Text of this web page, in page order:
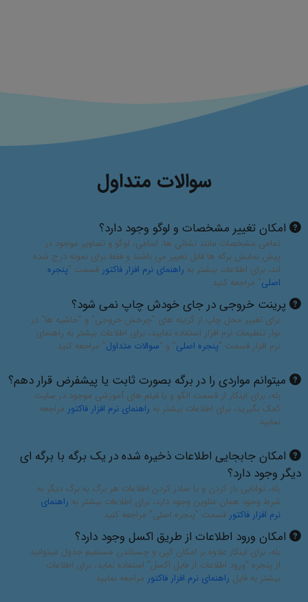
سوالات متداول
امکان تغییر مشخصات و لوگو وجود دارد؟
تمامی مشخصات مانند نشانی ها، اسامی، لوگو و تصاویر موجود در
پیش نمایش برگه ها قابل تغییر می باشند و فقط برای نمونه درج شده
اند، برای اطلاعات بیشتر به راهنمای نرم افزار فاکتور قسمت "پنجره
اصلی" مراجعه کنید
پرینت خروجی در جای خودش چاپ نمی شود؟
برای تغییر محل چاپ از گزینه های "چرخش خروجی" و "حاشیه ها" در
نوار تنظیمات نرم افزار استفاده نمایید، برای اطلاعات بیشتر به راهنمای
نرم افزار قسمت "پنجره اصلی" و "سوالات متداول" مراجعه کنید
میتوانم مواردی را در برگه بصورت ثابت یا پیشفرض قرار دهم؟
بله، برای اینکار از قسمت الگو و یا فیلم های آموزشی موجود در سایت
کمک بگیرید، برای اطلاعات بیشتر به راهنمای نرم افزار فاکتور مراجعه
نمایید
امکان جابجایی اطلاعات ذخیره شده در یک برگه با برگه ای
دیگر وجود دارد؟
بله، توانایی باز کردن و یا صادر کردن اطلاعات هر برگ به برگ دیگر به
شرط وجود همان عناوین وجود دارد، برای اطلاعات بیشتر به راهنمای
نرم افزار فاکتور قسمت "پنجره اصلی" مراجعه کنید
امکان ورود اطلاعات از طریق اکسل وجود دارد؟
بله، برای اینکار علاوه بر امکان کپی و چسباندن مستقیم جدول میتوانید
از پنجره "ورود اطلاعات از فایل اکسل" استفاده نماید، برای اطلاعات
بیشتر به فایل راهنمای نرم افزار فاکتور مراجعه نمایید